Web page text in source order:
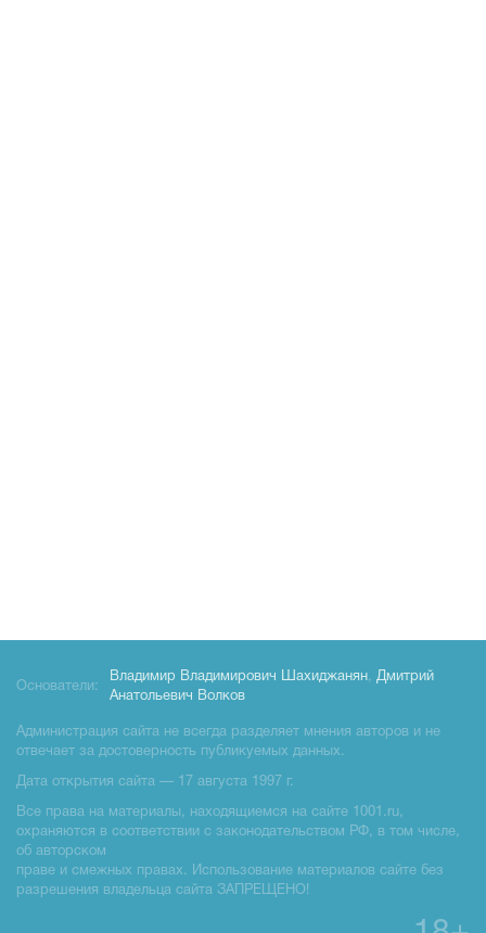
Основатели:
Владимир Владимирович Шахиджанян, Дмитрий
Анатольевич Волков
Администрация сайта не всегда разделяет мнения авторов и не
отвечает за достоверность публикуемых данных.
Дата открытия сайта — 17 августа 1997 г.
Все права на материалы, находящиемся на сайте 1001.ru,
охраняются в соответствии с законодательством РФ, в том числе,
об авторском
праве и смежных правах. Использование материалов сайте без
разрешения владельца сайта ЗАПРЕЩЕНО!